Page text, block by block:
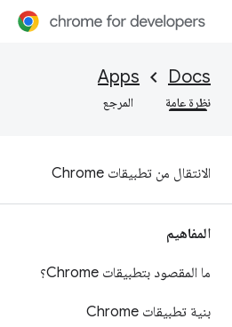
Docs
Apps
نظرة عامة المرجع
الانتقال من تطبيقات Chrome
المفاهيم
ما المقصود بتطبيقات Chrome؟
بنية تطبيقات Chrome